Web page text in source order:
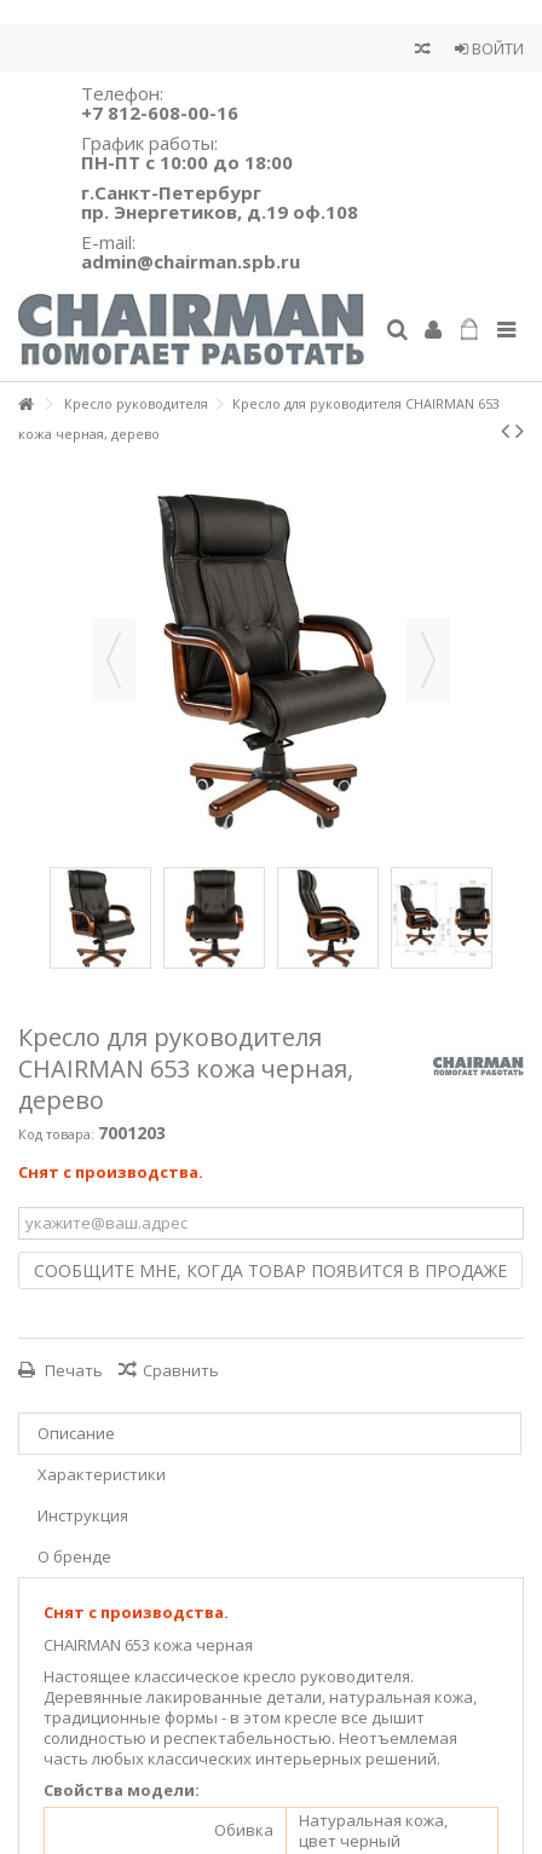
ВОЙТИ
Телефон:
+7 812-608-00-16
График работы:
ПН-ПТ с 10:00 до 18:00
г.Санкт-Петербург
пр. Энергетиков, д.19 оф.108
E-mail:
admin@chairman.spb.ru
Кресло руководителя
Кресло для руководителя CHAIRMAN 653
кожа черная, дерево
Кресло для руководителя
CHAIRMAN 653 кожа черная,
дерево
Код товара: 7001203
Снят с производства.
СООБЩИТЕ МНЕ, КОГДА ТОВАР ПОЯВИТСЯ В ПРОДАЖЕ
Печать Сравнить
Описание
Характеристики
Инструкция
О бренде
Снят с производства.
CHAIRMAN 653 кожа черная
Настоящее классическое кресло руководителя.
Деревянные лакированные детали, натуральная кожа,
традиционные формы - в этом кресле все дышит
солидностью и респектабельностью. Неотъемлемая
часть любых классических интерьерных решений.
Свойства модели:
Обивка
Натуральная кожа,
цвет черный